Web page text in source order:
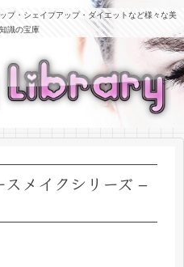
プ・シェイプアップ・ダイエットなど様々な美
識の宝庫
メイクシリーズ –